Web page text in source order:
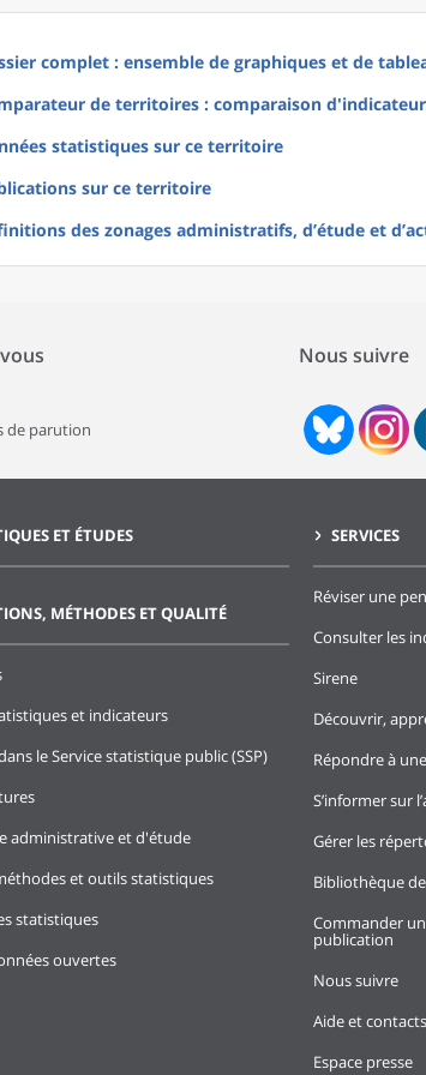
complet : ensemble de graphiques et de
de territoires : comparaison
statistiques sur ce territoire
sur ce territoire
des zonages administratifs, d’étude et
de parution
Nous suivre
ET ÉTUDES
MÉTHODES ET QUALITÉ
et indicateurs
le Service statistique public (SSP)
administrative et d'étude
et outils statistiques
statistiques
ouvertes
SERVICES
Réviser une
Consulter les
Sirene
Découvrir,
Répondre à
S’informer sur
Gérer les
Bibliothèque
Commander
publication
Nous suivre
Aide et contacts
Espace presse